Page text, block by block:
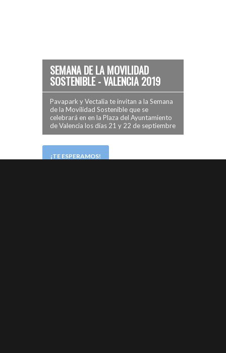
SEMANA DE LA MOVILIDAD
SOSTENIBLE - VALENCIA 2019
Pavapark y Vectalia te invitan a la Semana
de la Movilidad Sostenible que se
celebrará en en la Plaza del Ayuntamiento
de Valencia los días 21 y 22 de septiembre
¡TE ESPERAMOS!